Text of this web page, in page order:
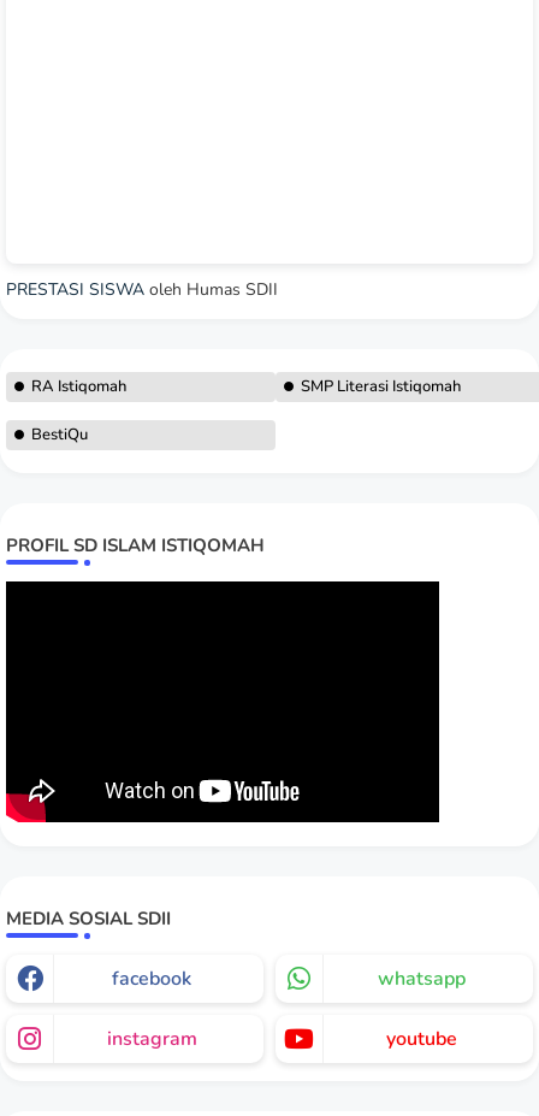
PRESTASI SISWA oleh Humas SDII
RA Istiqomah SMP Literasi Istiqomah
BestiQu
PROFIL SD ISLAM ISTIQOMAH
MEDIA SOSIAL SDII
facebook whatsapp
instagram youtube